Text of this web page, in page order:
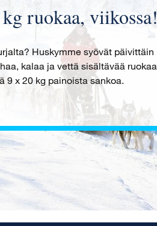
ruokaa, viikossa!
Huskymme syövät päivittäin
kalaa ja vettä sisältävää ruokaa
9 x 20 kg painoista sankoa.